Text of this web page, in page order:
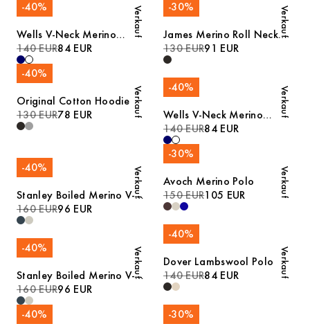
Verkauf
-40%
Wells V-Neck Merino
Sweater
140 EUR84 EUR
Verkauf
-30%
James Merino Roll Neck
Sweater
130 EUR91 EUR
Verkauf
-40%
Original Cotton Hoodie
130 EUR78 EUR Verkauf
-40%
Wells V-Neck Merino
Sweater
140 EUR84 EUR
Verkauf
-40%
Stanley Boiled Merino V-
Neck Sweater
160 EUR96 EUR
Verkauf
-30%
Avoch Merino Polo
150 EUR105 EUR
Verkauf
-40%
Stanley Boiled Merino V-
Neck Sweater
160 EUR96 EUR
Verkauf
-40%
Dover Lambswool Polo
140 EUR84 EUR
-40% -30%